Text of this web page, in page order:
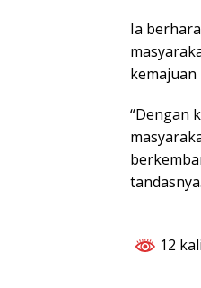
Ia
kemajuan
“Dengan
tandasnya.
12